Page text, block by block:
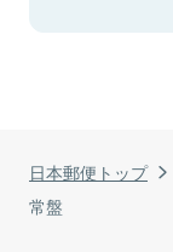
日本郵便トップ
常盤